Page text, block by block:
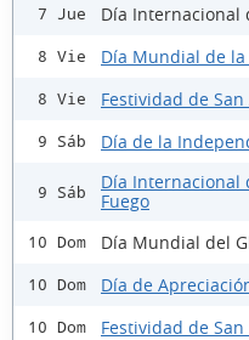
7 Jue Día Internacional
8 Vie Día Mundial de la
8 Vie Festividad de
9 Sáb Día de la
9 Sáb
Día Internacional
Fuego
10 Dom Día Mundial del
10 Dom Día de
10 Dom Festividad de